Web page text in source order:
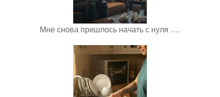
Мне снова пришлось начать с нуля ….